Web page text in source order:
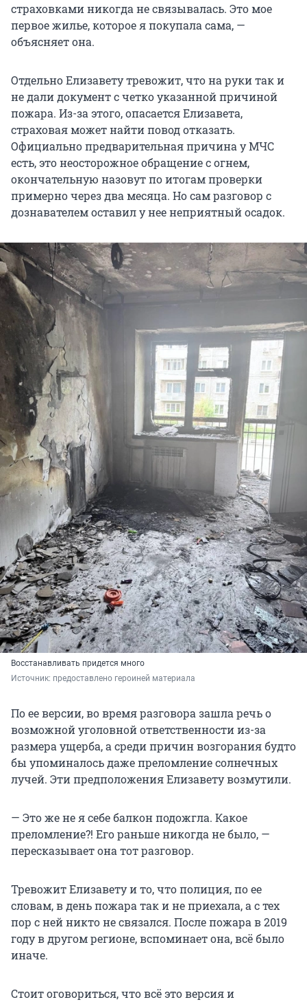
страховками никогда не связывалась. Это мое
первое жилье, которое я покупала сама, —
объясняет она.
Отдельно Елизавету тревожит, что на руки так и
не дали документ с четко указанной причиной
пожара. Из-за этого, опасается Елизавета,
страховая может найти повод отказать.
Официально предварительная причина у МЧС
есть, это неосторожное обращение с огнем,
окончательную назовут по итогам проверки
примерно через два месяца. Но сам разговор с
дознавателем оставил у нее неприятный осадок.
Восстанавливать придется много
Источник: предоставлено героиней материала
По ее версии, во время разговора зашла речь о
возможной уголовной ответственности из-за
размера ущерба, а среди причин возгорания будто
бы упоминалось даже преломление солнечных
лучей. Эти предположения Елизавету возмутили.
— Это же не я себе балкон подожгла. Какое
преломление?! Его раньше никогда не было, —
пересказывает она тот разговор.
Тревожит Елизавету и то, что полиция, по ее
словам, в день пожара так и не приехала, а с тех
пор с ней никто не связался. После пожара в 2019
году в другом регионе, вспоминает она, всё было
иначе.
Стоит оговориться, что всё это версия и